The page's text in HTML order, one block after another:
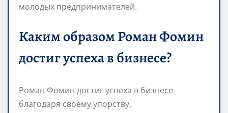
молодых предпринимателей.
Каким образом Роман Фомин
достиг успеха в бизнесе?
Роман Фомин достиг успеха в бизнесе
благодаря своему упорству,